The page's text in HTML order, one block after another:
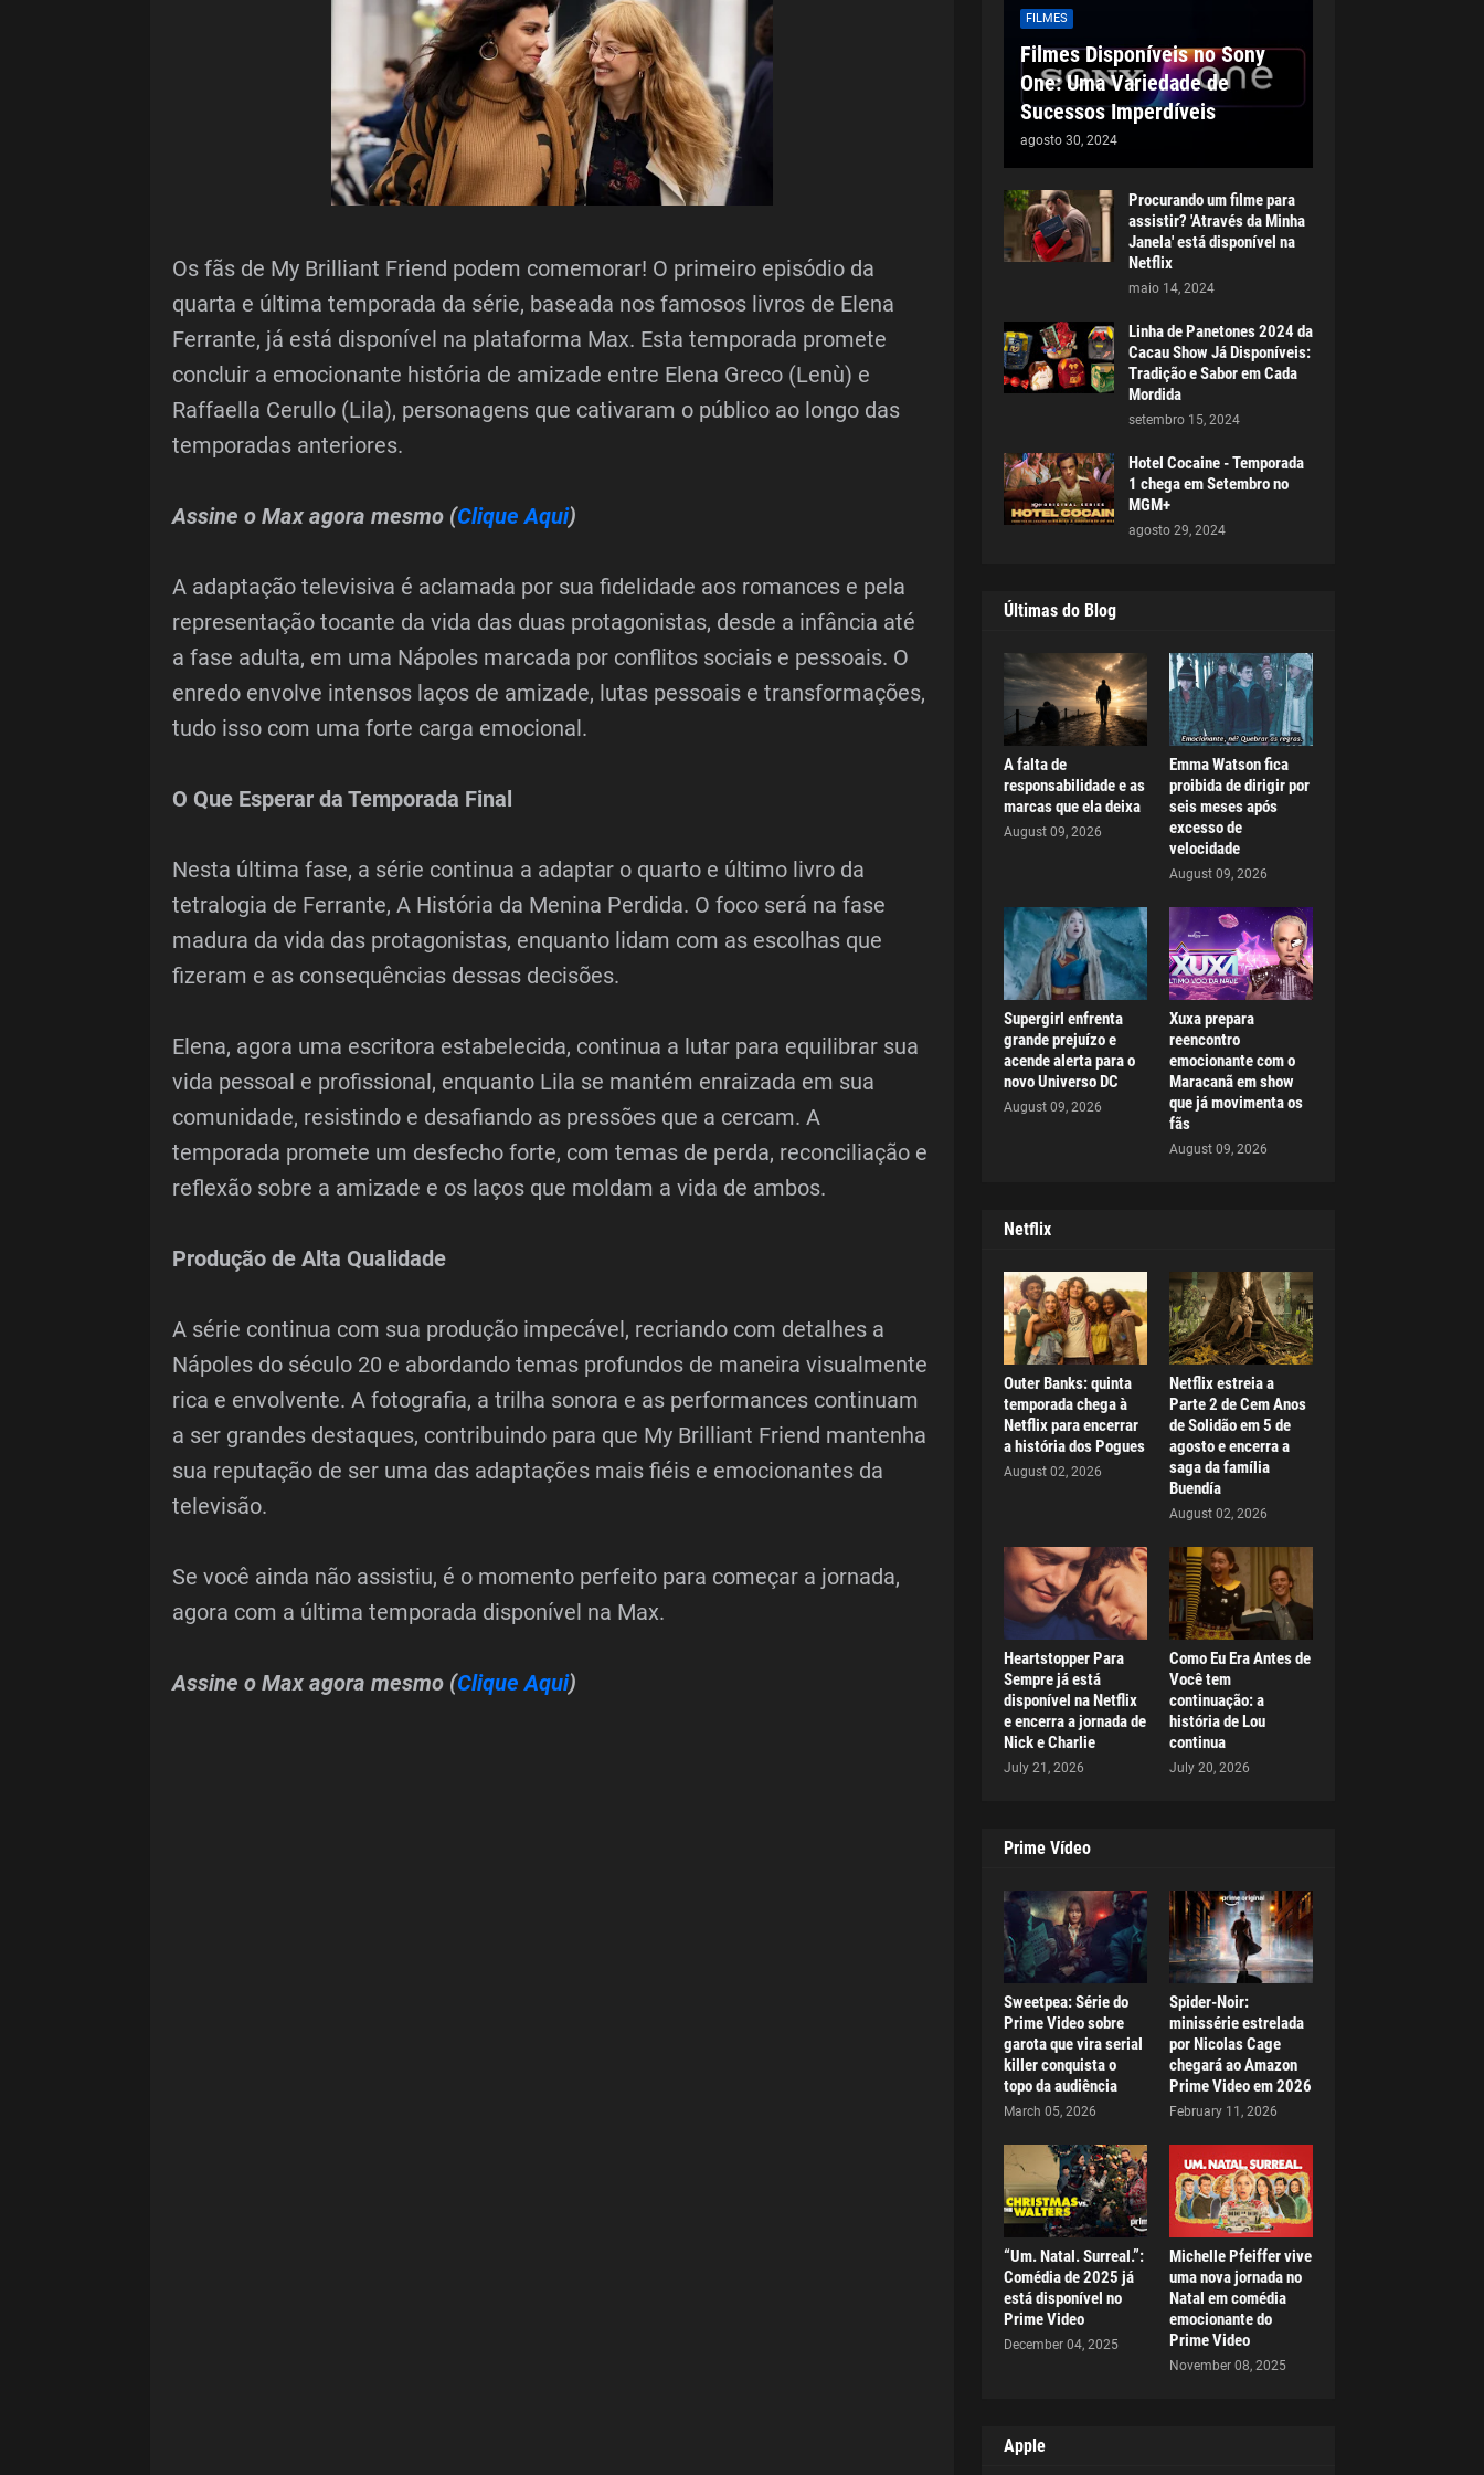
Os fãs de My Brilliant Friend podem comemorar! O primeiro episódio da
quarta e última temporada da série, baseada nos famosos livros de Elena
Ferrante, já está disponível na plataforma Max. Esta temporada promete
concluir a emocionante história de amizade entre Elena Greco (Lenù) e
Raffaella Cerullo (Lila), personagens que cativaram o público ao longo das
temporadas anteriores.
Assine o Max agora mesmo (Clique Aqui)
A adaptação televisiva é aclamada por sua fidelidade aos romances e pela
representação tocante da vida das duas protagonistas, desde a infância até
a fase adulta, em uma Nápoles marcada por conflitos sociais e pessoais. O
enredo envolve intensos laços de amizade, lutas pessoais e transformações,
tudo isso com uma forte carga emocional.
O Que Esperar da Temporada Final
Nesta última fase, a série continua a adaptar o quarto e último livro da
tetralogia de Ferrante, A História da Menina Perdida. O foco será na fase
madura da vida das protagonistas, enquanto lidam com as escolhas que
fizeram e as consequências dessas decisões.
Elena, agora uma escritora estabelecida, continua a lutar para equilibrar sua
vida pessoal e profissional, enquanto Lila se mantém enraizada em sua
comunidade, resistindo e desafiando as pressões que a cercam. A
temporada promete um desfecho forte, com temas de perda, reconciliação e
reflexão sobre a amizade e os laços que moldam a vida de ambos.
Produção de Alta Qualidade
A série continua com sua produção impecável, recriando com detalhes a
Nápoles do século 20 e abordando temas profundos de maneira visualmente
rica e envolvente. A fotografia, a trilha sonora e as performances continuam
a ser grandes destaques, contribuindo para que My Brilliant Friend mantenha
sua reputação de ser uma das adaptações mais fiéis e emocionantes da
televisão.
Se você ainda não assistiu, é o momento perfeito para começar a jornada,
agora com a última temporada disponível na Max.
Assine o Max agora mesmo (Clique Aqui)
FILMES
Filmes Disponíveis no Sony
One: Uma Variedade de
Sucessos Imperdíveis
agosto 30, 2024
Procurando um filme para
assistir? 'Através da Minha
Janela' está disponível na
Netflix
maio 14, 2024
Linha de Panetones 2024 da
Cacau Show Já Disponíveis:
Tradição e Sabor em Cada
Mordida
setembro 15, 2024
Hotel Cocaine - Temporada
1 chega em Setembro no
MGM+
agosto 29, 2024
Últimas do Blog
A falta de
responsabilidade e as
marcas que ela deixa
August 09, 2026
Emma Watson fica
proibida de dirigir por
seis meses após
excesso de
velocidade
August 09, 2026
Supergirl enfrenta
grande prejuízo e
acende alerta para o
novo Universo DC
August 09, 2026
Xuxa prepara
reencontro
emocionante com o
Maracanã em show
que já movimenta os
fãs
August 09, 2026
Netflix
Outer Banks: quinta
temporada chega à
Netflix para encerrar
a história dos Pogues
August 02, 2026
Netflix estreia a
Parte 2 de Cem Anos
de Solidão em 5 de
agosto e encerra a
saga da família
Buendía
August 02, 2026
Heartstopper Para
Sempre já está
disponível na Netflix
e encerra a jornada de
Nick e Charlie
July 21, 2026
Como Eu Era Antes de
Você tem
continuação: a
história de Lou
continua
July 20, 2026
Prime Vídeo
Sweetpea: Série do
Prime Video sobre
garota que vira serial
killer conquista o
topo da audiência
March 05, 2026
Spider-Noir:
minissérie estrelada
por Nicolas Cage
chegará ao Amazon
Prime Video em 2026
February 11, 2026
“Um. Natal. Surreal.”:
Comédia de 2025 já
está disponível no
Prime Video
December 04, 2025
Michelle Pfeiffer vive
uma nova jornada no
Natal em comédia
emocionante do
Prime Video
November 08, 2025
Apple